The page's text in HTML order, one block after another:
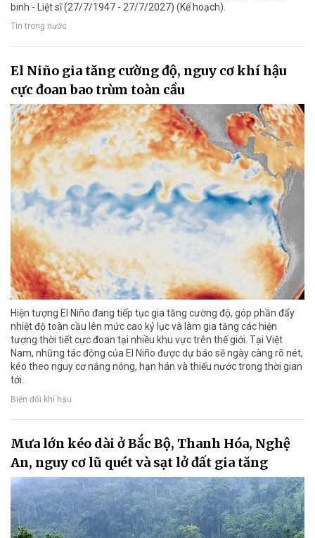
binh - Liệt sĩ (27/7/1947 - 27/7/2027) (Kế hoạch).
Tin trong nước
El Niño gia tăng cường độ, nguy cơ khí hậu
cực đoan bao trùm toàn cầu
Hiện tượng El Niño đang tiếp tục gia tăng cường độ, góp phần đẩy
nhiệt độ toàn cầu lên mức cao kỷ lục và làm gia tăng các hiện
tượng thời tiết cực đoan tại nhiều khu vực trên thế giới. Tại Việt
Nam, những tác động của El Niño được dự báo sẽ ngày càng rõ nét,
kéo theo nguy cơ nắng nóng, hạn hán và thiếu nước trong thời gian
tới.
Biến đổi khí hậu
Mưa lớn kéo dài ở Bắc Bộ, Thanh Hóa, Nghệ
An, nguy cơ lũ quét và sạt lở đất gia tăng